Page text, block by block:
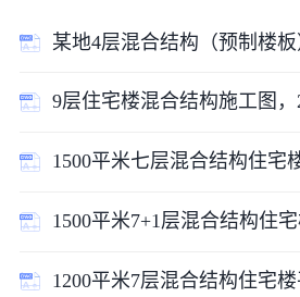
9层住宅楼混合结构施工图